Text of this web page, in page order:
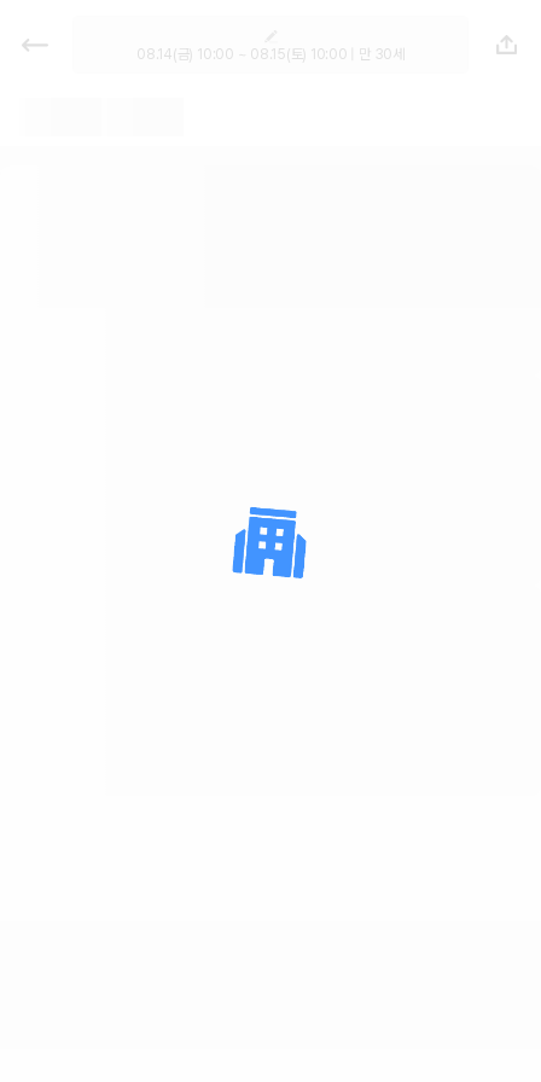
렌트카 추천 | 최저가 한눈에 비교 렌
터카 카모아08.14(금) 10:00 ~ 08.15(토) 10:00 | 만 30세